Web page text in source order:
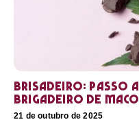
Brisadeiro: passo
brigadeiro de
21 de outubro de 2025